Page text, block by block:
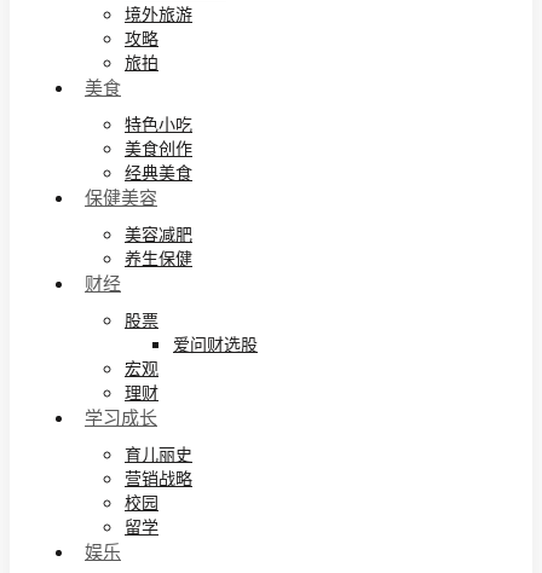
境外旅游
攻略
旅拍
美食
特色小吃
美食创作
经典美食
保健美容
美容减肥
养生保健
财经
股票
爱问财选股
宏观
理财
学习成长
育儿丽史
营销战略
校园
留学
娱乐